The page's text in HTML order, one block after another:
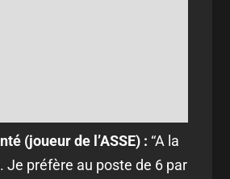
(joueur de l’ASSE) : “A la
Je préfère au poste de 6 par